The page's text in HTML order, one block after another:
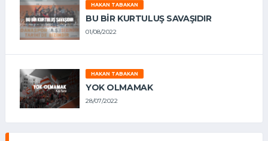
HAKAN TABAKAN
BU BİR KURTULUŞ SAVAŞIDIR
01/08/2022
HAKAN TABAKAN
YOK OLMAMAK
28/07/2022